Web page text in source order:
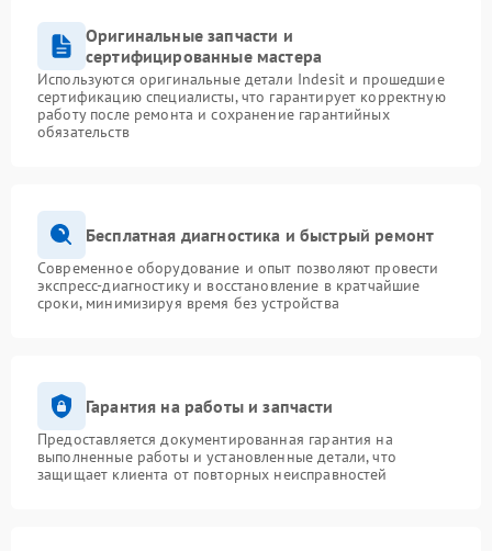
Оригинальные запчасти и
сертифицированные мастера
Используются оригинальные детали Indesit и прошедшие
сертификацию специалисты, что гарантирует корректную
работу после ремонта и сохранение гарантийных
обязательств
Бесплатная диагностика и быстрый ремонт
Современное оборудование и опыт позволяют провести
экспресс-диагностику и восстановление в кратчайшие
сроки, минимизируя время без устройства
Гарантия на работы и запчасти
Предоставляется документированная гарантия на
выполненные работы и установленные детали, что
защищает клиента от повторных неисправностей